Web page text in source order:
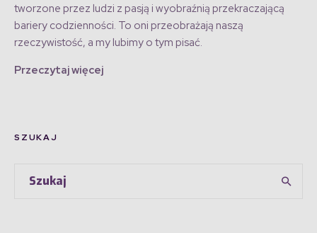
tworzone przez ludzi z pasją i wyobraźnią przekraczającą
bariery codzienności. To oni przeobrażają naszą
rzeczywistość, a my lubimy o tym pisać.
Przeczytaj więcej
SZUKAJ